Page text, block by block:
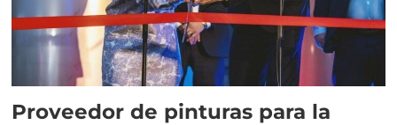
Proveedor de pinturas para la